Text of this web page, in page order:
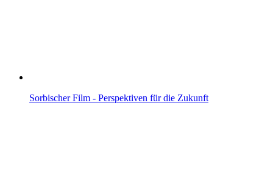
Sorbischer Film - Perspektiven für die Zukunft